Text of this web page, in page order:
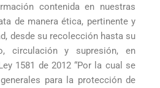
contenida en nuestras
de manera ética, pertinente y
desde su recolección hasta su
circulación y supresión, en
1581 de 2012 “Por la cual se
para la protección de